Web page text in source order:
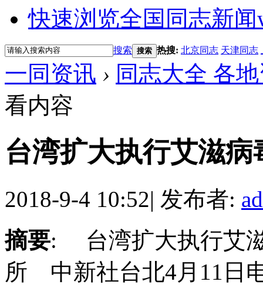
快速浏览全国同志新闻
搜索 搜索 热搜: 北京同志 天津同志
一同资讯 › 同志大全 各
看内容
台湾扩大执行艾滋病
2018-9-4 10:52| 发布者:
摘要: 台湾扩大执行艾
所 中新社台北4月11日